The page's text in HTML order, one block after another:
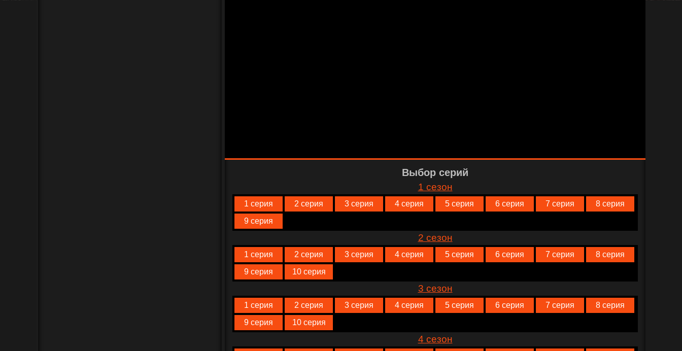
Выбор серий
1 сезон
1 серия 2 серия 3 серия 4 серия 5 серия 6 серия 7 серия
8 серия
9 серия
2 сезон
1 серия 2 серия 3 серия 4 серия 5 серия 6 серия 7 серия
8 серия
9 серия
10 серия
3 сезон
1 серия 2 серия 3 серия 4 серия 5 серия 6 серия 7 серия
8 серия
9 серия
10 серия
4 сезон